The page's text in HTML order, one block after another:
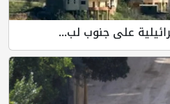
على جنوب لب...